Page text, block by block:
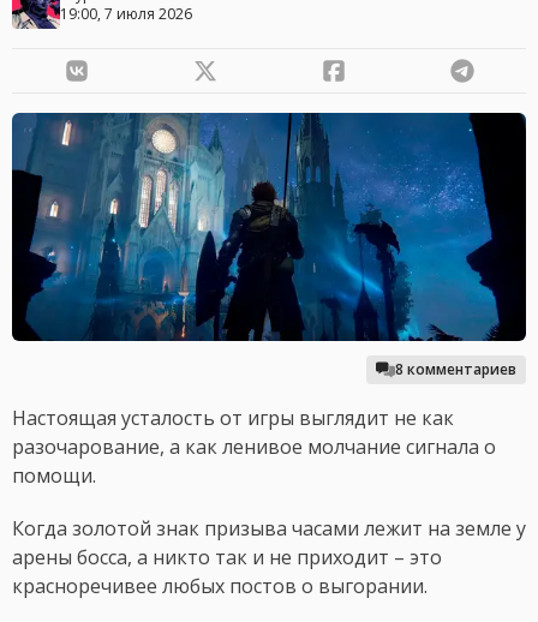
19:00, 7 июля 2026
8 комментариев
Настоящая усталость от игры выглядит не как
разочарование, а как ленивое молчание сигнала о
помощи.
Когда золотой знак призыва часами лежит на земле у
арены босса, а никто так и не приходит – это
красноречивее любых постов о выгорании.